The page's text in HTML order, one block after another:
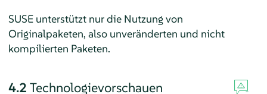
SUSE unterstützt nur die Nutzung von
Originalpaketen, also unveränderten und nicht
kompilierten Paketen.
4.2 Technologievorschauen